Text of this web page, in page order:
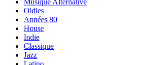
Musique Alternative
Oldies
Années 80
House
Indie
Classique
Jazz